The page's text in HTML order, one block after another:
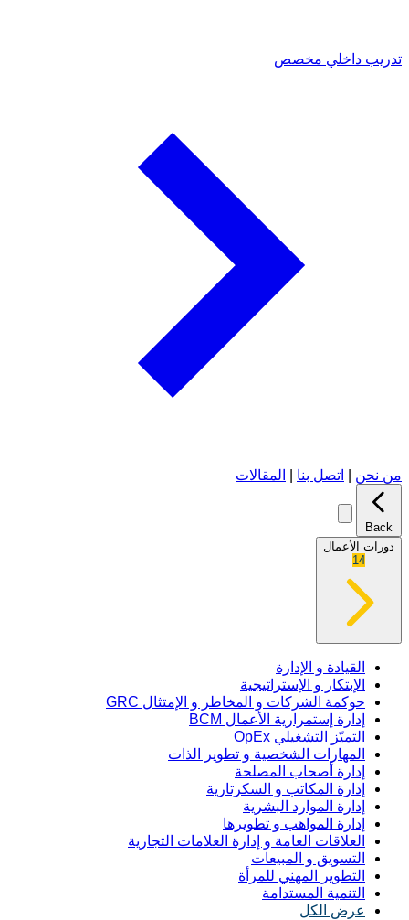
تدريب داخلي مخصص
من نحن اتصل بنا المقالات
Back
دورات الأعمال
14
القيادة و الإدارة
الإبتكار و الإستراتيجية
حوكمة الشركات و المخاطر و الإمتثال GRC
إدارة إستمرارية الأعمال BCM
التميّز التشغيلي OpEx
المهارات الشخصية و تطوير الذات
إدارة أصحاب المصلحة
إدارة المكاتب و السكرتارية
إدارة الموارد البشرية
إدارة المواهب و تطويرها
العلاقات العامة و إدارة العلامات التجارية
التسويق و المبيعات
التطوير المهني للمرأة
التنمية المستدامة
عرض الكل